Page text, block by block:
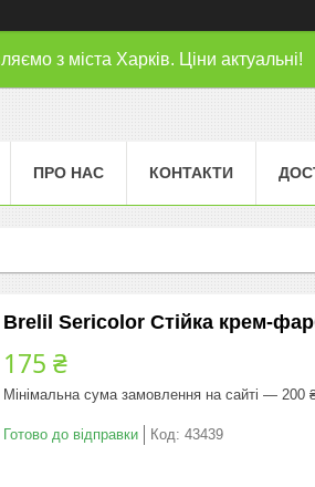
з міста Харків. Ціни актуальні!
ПРО НАС КОНТАКТИ
Brelil Sericolor Стійка крем-
175 ₴
Мінімальна сума замовлення на сайті — 200
Готово до відправки Код: 43439